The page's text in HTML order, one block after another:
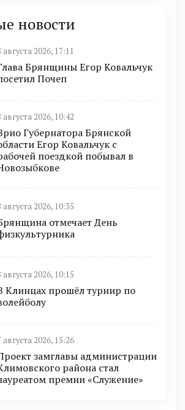
новости
августа 2026, 17:11
Брянщины Егор Ковальчук
Почеп
августа 2026, 10:42
Губернатора Брянской
Егор Ковальчук с
поездкой побывал в
августа 2026, 10:35
отмечает День
августа 2026, 10:15
Клинцах прошёл турнир по
августа 2026, 15:26
замглавы администрации
района стал
премии «Служение»